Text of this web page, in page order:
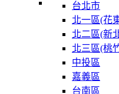
台北市
北一區(花
北二區(新
北三區(桃
中投區
嘉義區
台南區